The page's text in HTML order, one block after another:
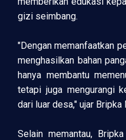
gizi seimbang.
"Dengan memanfaatkan
menghasilkan bahan
hanya membantu
tetapi juga mengurangi
dari luar desa," ujar Bripka
Selain memantau,